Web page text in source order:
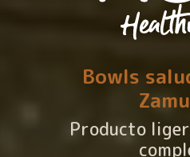
Bowls
Producto